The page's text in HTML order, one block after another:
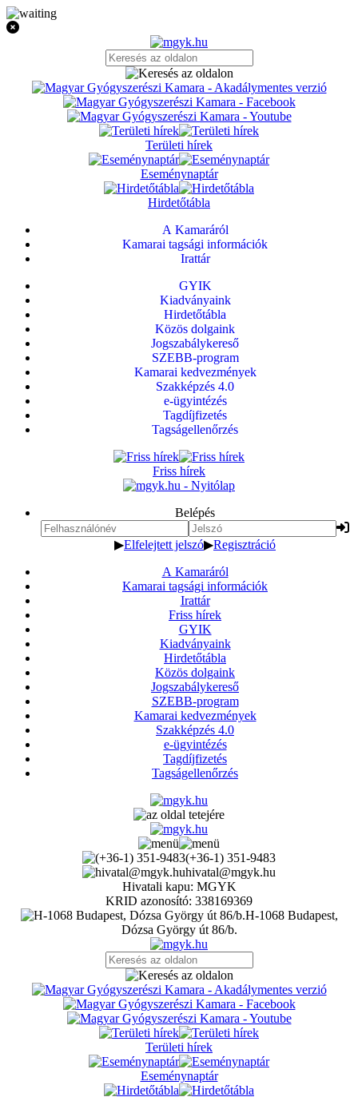
Területi hírek
Eseménynaptár
Hirdetőtábla
A Kamaráról
Kamarai tagsági információk
Irattár
GYIK
Kiadványaink
Hirdetőtábla
Közös dolgaink
Jogszabálykereső
SZEBB-program
Kamarai kedvezmények
Szakképzés 4.0
e-ügyintézés
Tagdíjfizetés
Tagságellenőrzés
Friss hírek
Belépés
▶Elfelejtett jelszó▶Regisztráció
A Kamaráról
Kamarai tagsági információk
Irattár
Friss hírek
GYIK
Kiadványaink
Hirdetőtábla
Közös dolgaink
Jogszabálykereső
SZEBB-program
Kamarai kedvezmények
Szakképzés 4.0
e-ügyintézés
Tagdíjfizetés
Tagságellenőrzés
(+36-1) 351-9483
hivatal@mgyk.hu
Hivatali kapu: MGYK
KRID azonosító: 338169369
H-1068 Budapest,
Dózsa György út 86/b.
Területi hírek
Eseménynaptár